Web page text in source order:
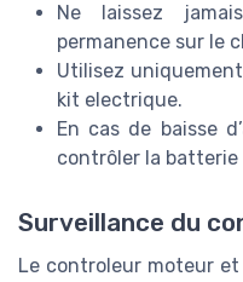
Ne laissez
permanence sur le
Utilisez
kit electrique.
En cas de baisse
contrôler la batterie
Surveillance du
Le controleur moteur